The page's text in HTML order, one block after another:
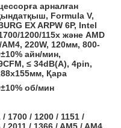
арналған
Formula V,
EX ARPW 6P, Intel
1200/115х және AMD
AM4, 220W, 120мм, 800-
айн/мин,
≤ 34dB(A), 4pin,
Қара
об/мин
/ 1700 / 1200 / 1151 /
/ 2011 / 1366 / AM5 / AM4